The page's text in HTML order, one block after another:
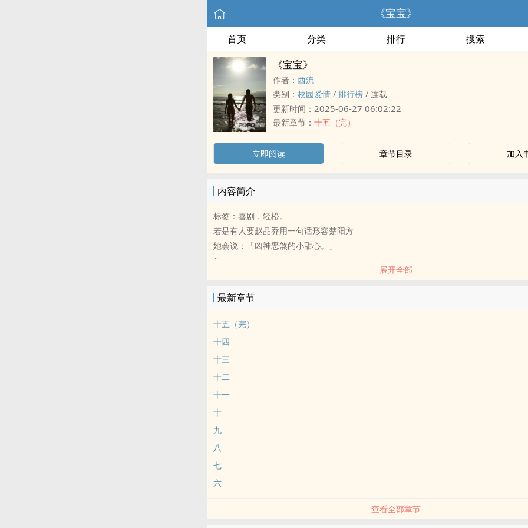
《宝宝》
首页 分类 排行 搜索
《宝宝》
作者： 西流
类别： 校园爱情 / 排行榜 / 连载
更新时间： 2025-06-27 06:02:22
最新章节： 十五（完）
立即阅读 章节目录 加入
内容简介
标签：喜剧，轻松。
若是有人要赵品乔用一句话形容楚阳方
她会说：「凶神恶煞的小甜心。」
#
一直到某天，她发现自己课金课很大的养成游戏，所抽到的超稀有角色……似乎跟班上
同学有点关系？
楚阳方：「你才宝宝，你全家都宝宝！」
＃＃
真养成系吉祥物男主＆努力养崽崽课长女主
展开全部
最新章节
十五（完）
十四
十三
十二
十一
十
九
八
七
六
查看全部章节